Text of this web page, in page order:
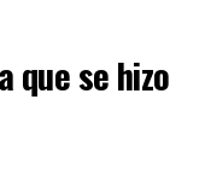
que se hizo